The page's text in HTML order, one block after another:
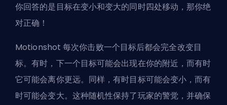
你回答的是目标在变小和变大的同时四处移动，那你绝
对正确！
Motionshot 每次你击败一个目标后都会完全改变目
标。有时，下一个目标可能会出现在你的附近，而有时
它可能会离你更远。同样，有时目标可能会变小，而有
时可能会变大。这种随机性保持了玩家的警觉，并确保